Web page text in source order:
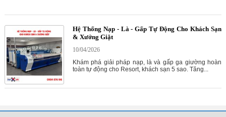
Hệ Thống Nạp - Là - Gấp Tự Động Cho Khách Sạn
& Xưởng Giặt
10/04/2026
Khám phá giải pháp nạp, là và gấp ga giường hoàn
toàn tự động cho Resort, khách sạn 5 sao. Tăng...